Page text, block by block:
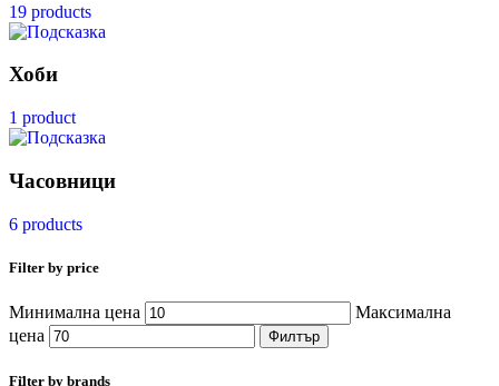
19 products
Хоби
1 product
Часовници
6 products
Filter by price
Минимална цена
Максимална
цена
Филтър
Filter by brands